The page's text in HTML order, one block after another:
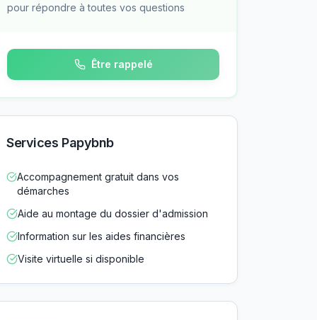
pour répondre à toutes vos questions
Être rappelé
Services Papybnb
Accompagnement gratuit dans vos
démarches
Aide au montage du dossier d'admission
Information sur les aides financières
Visite virtuelle si disponible